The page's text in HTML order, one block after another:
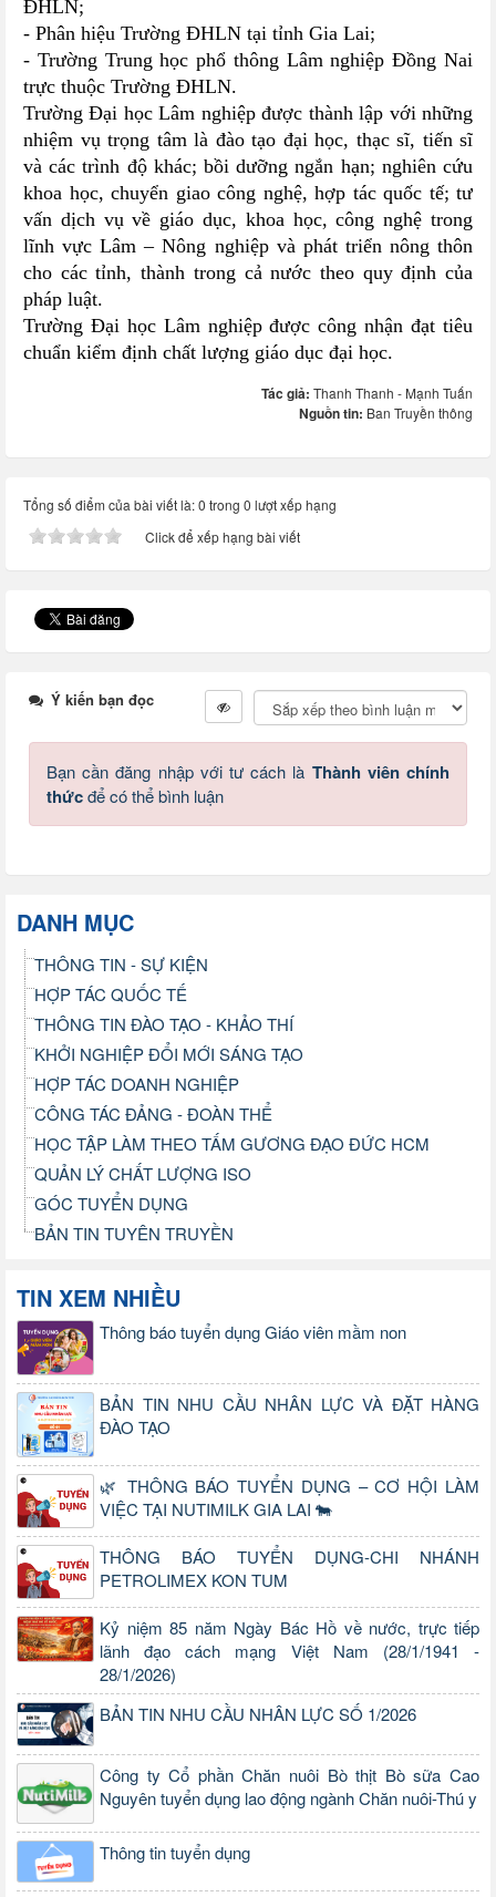
ĐHLN;
- Phân hiệu Trường ĐHLN tại tỉnh Gia Lai;
- Trường Trung học phổ thông Lâm nghiệp Đồng Nai
trực thuộc Trường ĐHLN.
Trường Đại học Lâm nghiệp được thành lập với những
nhiệm vụ trọng tâm là đào tạo đại học, thạc sĩ, tiến sĩ
và các trình độ khác; bồi dưỡng ngắn hạn; nghiên cứu
khoa học, chuyển giao công nghệ, hợp tác quốc tế; tư
vấn dịch vụ về giáo dục, khoa học, công nghệ trong
lĩnh vực Lâm – Nông nghiệp và phát triển nông thôn
cho các tỉnh, thành trong cả nước theo quy định của
pháp luật.
Trường Đại học Lâm nghiệp được công nhận đạt tiêu
chuẩn kiểm định chất lượng giáo dục đại học.
Tác giả: Thanh Thanh - Mạnh Tuấn
Nguồn tin: Ban Truyền thông
Tổng số điểm của bài viết là: 0 trong 0 lượt xếp hạng
Click để xếp hạng bài viết
Ý kiến bạn đọc
Bạn cần đăng nhập với tư cách là Thành viên chính
thứcđể có thể bình luận
DANH MỤC
THÔNG TIN - SỰ KIỆN
HỢP TÁC QUỐC TẾ
THÔNG TIN ĐÀO TẠO - KHẢO THÍ
KHỞI NGHIỆP ĐỔI MỚI SÁNG TẠO
HỢP TÁC DOANH NGHIỆP
CÔNG TÁC ĐẢNG - ĐOÀN THỂ
HỌC TẬP LÀM THEO TẤM GƯƠNG ĐẠO ĐỨC HCM
QUẢN LÝ CHẤT LƯỢNG ISO
GÓC TUYỂN DỤNG
BẢN TIN TUYÊN TRUYỀN
TIN XEM NHIỀU
Thông báo tuyển dụng Giáo viên mầm non
BẢN TIN NHU CẦU NHÂN LỰC VÀ ĐẶT HÀNG
ĐÀO TẠO
🌿 THÔNG BÁO TUYỂN DỤNG – CƠ HỘI LÀM
VIỆC TẠI NUTIMILK GIA LAI 🐄
THÔNG BÁO TUYỂN DỤNG-CHI NHÁNH
PETROLIMEX KON TUM
Kỷ niệm 85 năm Ngày Bác Hồ về nước, trực tiếp
lãnh đạo cách mạng Việt Nam (28/1/1941 -
28/1/2026)
BẢN TIN NHU CẦU NHÂN LỰC SỐ 1/2026
Công ty Cổ phần Chăn nuôi Bò thịt Bò sữa Cao
Nguyên tuyển dụng lao động ngành Chăn nuôi-Thú y
Thông tin tuyển dụng